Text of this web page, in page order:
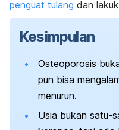
penguat tulang dan
Kesimpulan
Osteoporosis
pun bisa
menurun.
Usia bukan satu-